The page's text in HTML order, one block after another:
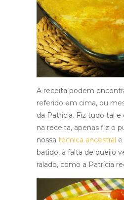
A receita podem
referido em cima, ou
da Patrícia. Fiz tudo tal e
na receita, apenas fiz o
nossa técnica ancestral
batido, à falta de queijo
ralado, como a Patrícia